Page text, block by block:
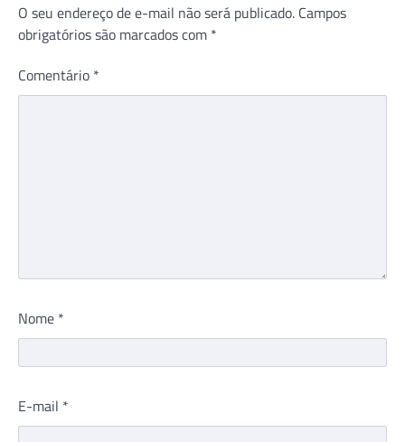
O seu endereço de e-mail não será publicado. Campos
obrigatórios são marcados com *
Comentário *
Nome *
E-mail *